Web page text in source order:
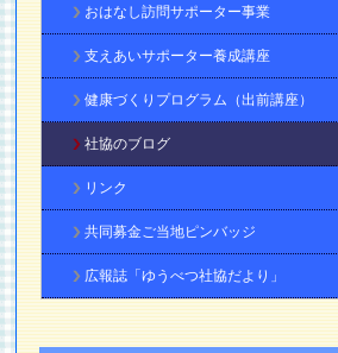
おはなし訪問サポーター事業
支えあいサポーター養成講座
健康づくりプログラム（出前講座）
社協のブログ
リンク
共同募金ご当地ピンバッジ
広報誌「ゆうべつ社協だより」